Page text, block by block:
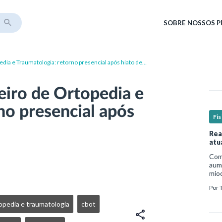
SOBRE NOSSOS
e Traumatologia: retorno presencial após hiato de
de Ortopedia e
presencial após
e traumatologia cbot
Por